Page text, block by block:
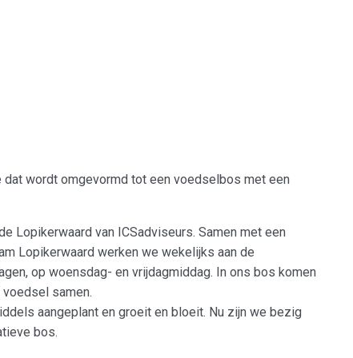
wordt omgevormd tot een voedselbos met een
Lopikerwaard van ICSadviseurs. Samen met een
Lopikerwaard werken we wekelijks aan de
op woensdag- en vrijdagmiddag. In ons bos komen
samen.
aangeplant en groeit en bloeit. Nu zijn we bezig
bos.